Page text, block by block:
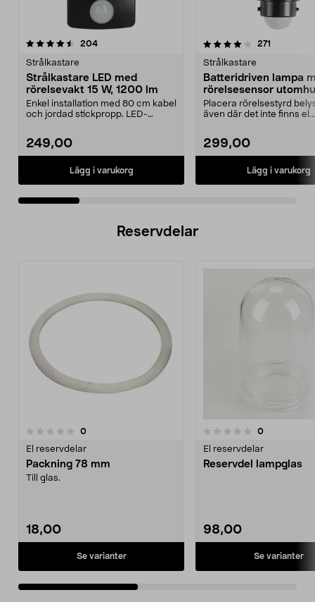
204recensioner
Strålkastare
Strålkastare LED med
rörelsevakt 15 W, 1200 lm
Enkel installation med 80 cm kabel
och jordad stickpropp. LED-
249,00
Lägg i varukorg
4.0 av 5 stjärnor 271
Strålkastare
Batteridriven lampa
rörelsesensor
Placera rörelsestyrd
även där det inte finns el.
299,00
Lägg i varukorg
3.5 av 5 stjärnor
Reservdelar
0recensioner
El reservdelar
Packning 78 mm
Till glas.
18,00
Se varianter
0.0av 5 stjärnor 0recensioner
El reservdelar
Reservdel lampglas
98,00
Se varianter
4.0av 5 stjärnor